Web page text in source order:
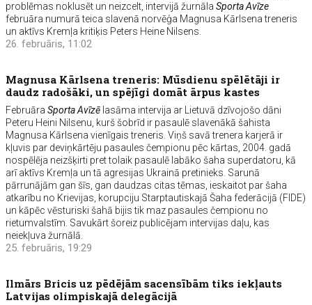
problēmas noklusēt un neizcelt, intervijā žurnālaSporta Avīze
februāra numurā teica slavenā norvēģa Magnusa Kārlsena treneris
un aktīvs Kremļa kritiķis Peters Heine Nilsens.
26. februāris, 11:02
Magnusa Kārlsena treneris: Mūsdienu spēlētāji ir
daudz radošāki, un spējīgi domāt ārpus kastes
FebruāraSporta Avīzē lasāma intervija ar Lietuvā dzīvojošo dāni
Peteru Heini Nilsenu, kurš šobrīd ir pasaulē slavenākā šahista
Magnusa Kārlsena vienīgais treneris. Viņš savā trenera karjerā ir
kļuvis par deviņkārtēju pasaules čempionu pēc kārtas, 2004. gadā
nospēlēja neizšķirti pret tolaik pasaulē labāko šaha superdatoru, kā
arī aktīvs Kremļa un tā agresijas Ukrainā pretinieks. Sarunā
pārrunājām gan šīs, gan daudzas citas tēmas, ieskaitot par šaha
atkarību no Krievijas, korupciju Starptautiskajā Šaha federācijā (FIDE)
un kāpēc vēsturiski šahā bijis tik maz pasaules čempionu no
rietumvalstīm. Savukārt šoreiz publicējam intervijas daļu, kas
neiekļuva žurnālā.
25. februāris, 19:29
Ilmārs Bricis uz pēdējām sacensībām tiks iekļauts
Latvijas olimpiskajā delegācijā